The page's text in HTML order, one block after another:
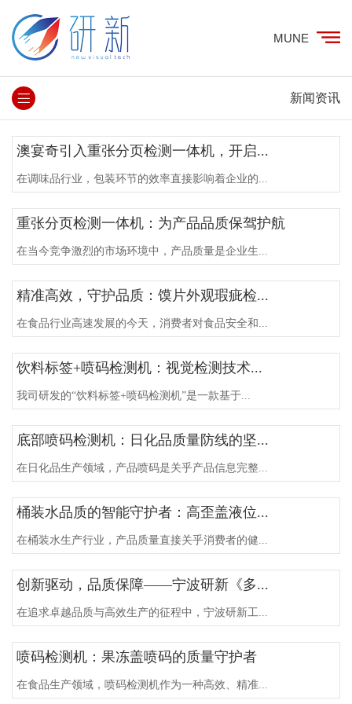
MUNE
新闻资讯
澳宴奇引入重张分页检测一体机，开启...
在调味品行业，包装环节的效率直接影响着企业的...
重张分页检测一体机：为产品品质保驾护航
在当今竞争激烈的市场环境中，产品质量是企业生...
精准高效，守护品质：馍片外观瑕疵检...
在食品行业高速发展的今天，消费者对食品安全和...
饮料标签+喷码检测机：视觉检测技术...
我司研发的“饮料标签+喷码检测机”是一款基于...
底部喷码检测机：日化品质量防线的坚...
在日化品生产领域，产品喷码是关乎产品信息完整...
桶装水品质的智能守护者：高歪盖液位...
在桶装水生产行业，产品质量直接关乎消费者的健...
创新驱动，品质保障——宁波研新《多...
在追求卓越品质与高效生产的征程中，宁波研新工...
喷码检测机：果冻盖喷码的质量守护者
在食品生产领域，喷码检测机作为一种高效、精准...